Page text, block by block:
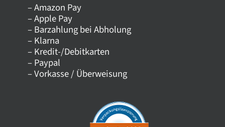
Kontakt
Versandkosten
Datenschutz
– Amazon Pay
– Apple Pay
– Barzahlung bei Abholung
– Klarna
– Kredit-/Debitkarten
– Paypal
– Vorkasse / Überweisung